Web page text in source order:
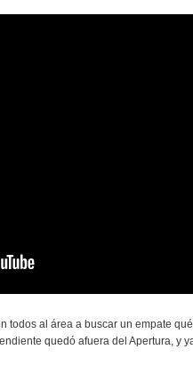
todos al área a buscar un empate
quedó afuera del Apertura, y